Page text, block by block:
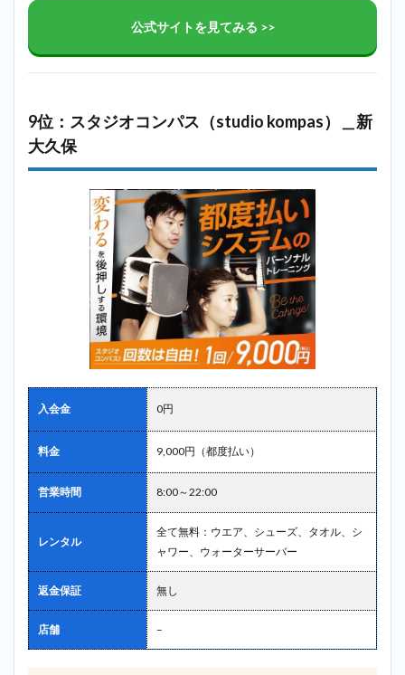
公式サイトを見てみる >>
9位：スタジオコンパス（studio kompas）＿新
大久保
入会金 0円
料金 9,000円（都度払い）
営業時間 8:00～22:00
レンタル
全て無料：ウエア、シューズ、タオル、シ
ャワー、ウォーターサーバー
返金保証 無し
店舗 –